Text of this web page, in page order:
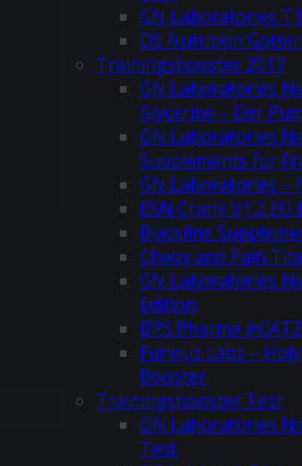
GN Laboratories
OS Nutrition
Trainingsbooster 2017
GN Laboratories
Glycerine – Der
GN Laboratories
Supplements für
GN Laboratories –
ESN Crank V1.2
Blackline
Chaos and Pain
GN Laboratories
Edition
BPS Pharma
Furiouz Labz –
Booster
Trainingsbooster Test
GN Laboratories
Test